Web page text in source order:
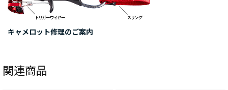
キャメロット修理のご案内
関連商品